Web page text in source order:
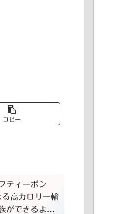
コピー
ティーポン
高カロリー輸
ができるよう